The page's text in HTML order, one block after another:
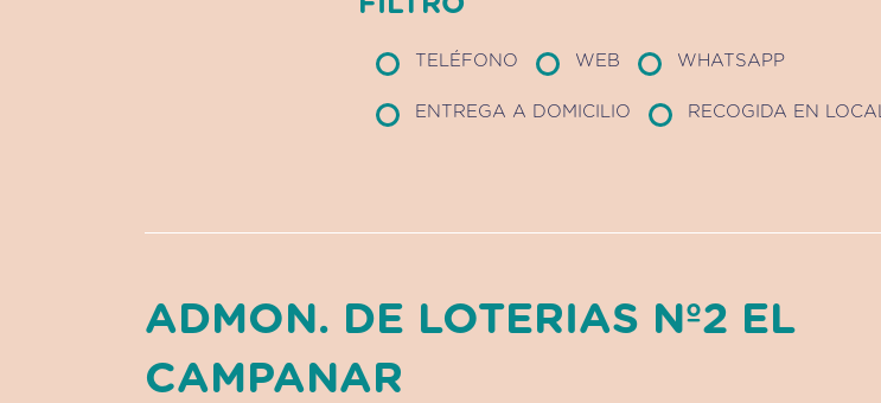
TELÉFONO WEB WHATSAPP
ENTREGA A DOMICILIO RECOGIDA EN LOCAL
ADMON. DE LOTERIAS Nº2 EL
CAMPANAR